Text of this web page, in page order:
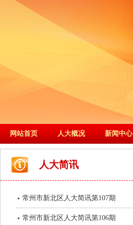
网站首页 人大概况 新闻中心
人大简讯
常州市新北区人大简讯第107期
常州市新北区人大简讯第106期